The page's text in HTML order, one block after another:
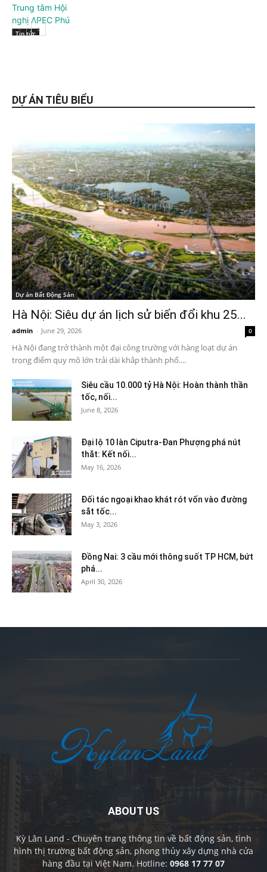
Tin tức
DỰ ÁN TIÊU BIỂU
Dự án Bất Động Sản
Hà Nội: Siêu dự án lịch sử biến đổi khu 25...
admin - June 29, 2026 0
Hà Nội đang trở thành một đại công trường với hàng loạt dự án
trọng điểm quy mô lớn trải dài khắp thành phố....
Siêu cầu 10.000 tỷ Hà Nội: Hoàn thành thần
tốc, nối...
June 8, 2026
Đại lộ 10 làn Ciputra-Đan Phượng phá nút
thắt: Kết nối...
May 16, 2026
Đối tác ngoại khao khát rót vốn vào đường
sắt tốc...
May 3, 2026
Đồng Nai: 3 cầu mới thông suốt TP HCM, bứt
phá...
April 30, 2026
ABOUT US
Kỳ Lân Land - Chuyên trang thông tin về bất động sản, tình
hình thị trường bất động sản, phong thủy xây dựng nhà cửa
hàng đầu tại Việt Nam. Hotline: 0968 17 77 07